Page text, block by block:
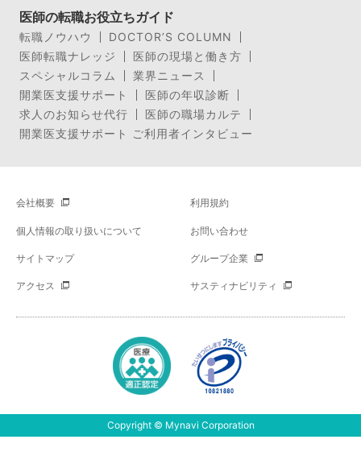
医師の転職お役立ちガイド
転職ノウハウ
DOCTOR’S COLUMN
医師転職ナレッジ
医師の現場と働き方
スペシャルコラム
業界ニュース
開業医支援サポート
医師の年収診断
求人のお知らせ代行
医師の職場カルテ
開業医支援サポート ご利用者インタビュー
会社概要 利用規約
個人情報の取り扱いについて お問い合わせ
サイトマップ グループ企業
アクセス サスティナビリティ
Copyright © Mynavi Corporation